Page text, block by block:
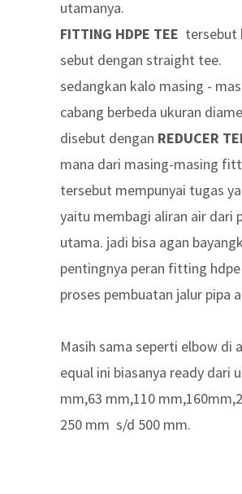
utamanya.
FITTING HDPE TEE tersebut
sebut dengan straight tee.
sedangkan kalo masing -
cabang berbeda ukuran
disebut dengan REDUCER
mana dari masing-masing
tersebut mempunyai tugas
yaitu membagi aliran air dari
utama. jadi bisa agan
pentingnya peran fitting
proses pembuatan jalur pipa
Masih sama seperti elbow di
equal ini biasanya ready dari
mm,63 mm,110
250 mm s/d 500 mm.